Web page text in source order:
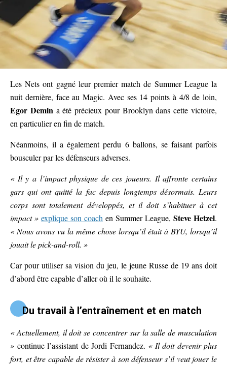
Les Nets ont gagné leur premier match de Summer League la
nuit dernière, face au Magic. Avec ses 14 points à 4/8 de loin,
Egor Demina été précieux pour Brooklyn dans cette victoire,
en particulier en fin de match.
Néanmoins, il a également perdu 6 ballons, se faisant parfois
bousculer par les défenseurs adverses.
« Il y a l’impact physique de ces joueurs. Il affronte certains
gars qui ont quitté la fac depuis longtemps désormais. Leurs
corps sont totalement développés, et il doit s’habituer à cet
impact » explique son coach en Summer League, Steve Hetzel.
« Nous avons vu la même chose lorsqu’il était à BYU, lorsqu’il
jouait le pick-and-roll. »
Car pour utiliser sa vision du jeu, le jeune Russe de 19 ans doit
d’abord être capable d’aller où il le souhaite.
Du travail à l’entraînement et en match
« Actuellement, il doit se concentrer sur la salle de musculation
» continue l’assistant de Jordi Fernandez. « Il doit devenir plus
fort, et être capable de résister à son défenseur s’il veut jouer le